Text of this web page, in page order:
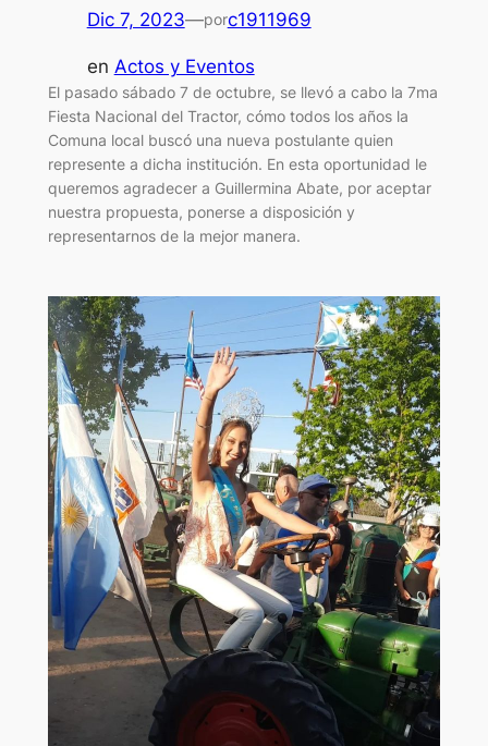
Dic 7, 2023—porc1911969
en Actos y Eventos
El pasado sábado 7 de octubre, se llevó a cabo la 7ma
Fiesta Nacional del Tractor, cómo todos los años la
Comuna local buscó una nueva postulante quien
represente a dicha institución. En esta oportunidad le
queremos agradecer a Guillermina Abate, por aceptar
nuestra propuesta, ponerse a disposición y
representarnos de la mejor manera.